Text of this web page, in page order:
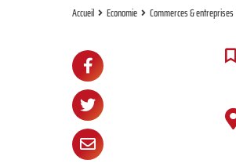
Accueil Economie Commerces & entreprises
Partager
Partager
sur
Facebook
Partager
sur
Partager